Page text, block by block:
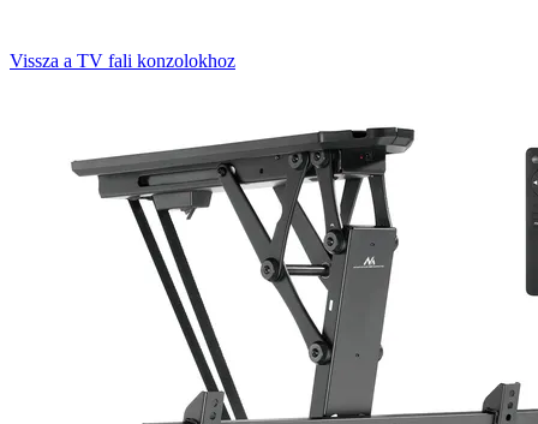
Vissza a TV fali konzolokhoz